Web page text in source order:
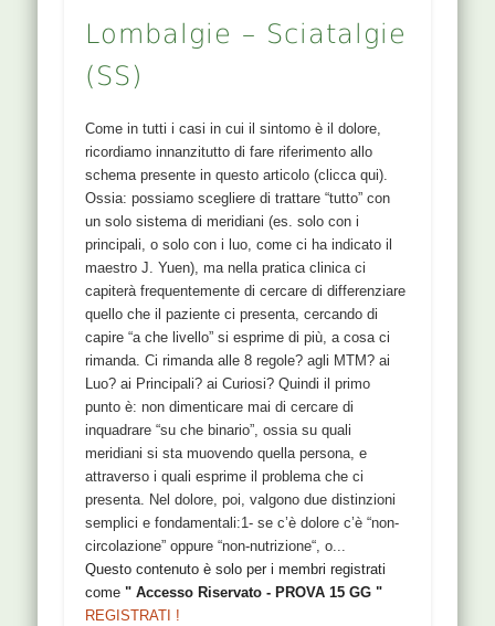
Lombalgie – Sciatalgie
(SS)
Come in tutti i casi in cui il sintomo è il dolore,
ricordiamo innanzitutto di fare riferimento allo
schema presente in questo articolo (clicca qui).
Ossia: possiamo scegliere di trattare “tutto” con
un solo sistema di meridiani (es. solo con i
principali, o solo con i luo, come ci ha indicato il
maestro J. Yuen), ma nella pratica clinica ci
capiterà frequentemente di cercare di differenziare
quello che il paziente ci presenta, cercando di
capire “a che livello” si esprime di più, a cosa ci
rimanda. Ci rimanda alle 8 regole? agli MTM? ai
Luo? ai Principali? ai Curiosi? Quindi il primo
punto è: non dimenticare mai di cercare di
inquadrare “su che binario”, ossia su quali
meridiani si sta muovendo quella persona, e
attraverso i quali esprime il problema che ci
presenta. Nel dolore, poi, valgono due distinzioni
semplici e fondamentali:1- se c’è dolore c’è “non-
circolazione” oppure “non-nutrizione“, o...
Questo contenuto è solo per i membri registrati
come" Accesso Riservato - PROVA 15 GG "
REGISTRATI !